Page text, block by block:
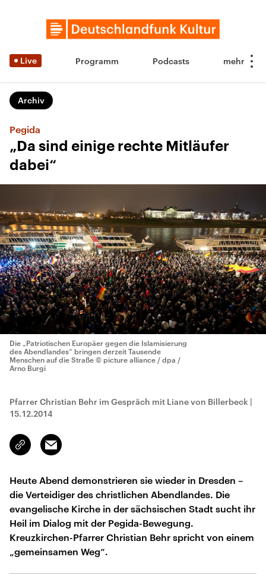
Live Programm Podcasts
Archiv
Pegida
„Da sind einige rechte Mitläufer
dabei“
Die „Patriotischen Europäer gegen die Islamisierung
des Abendlandes“ bringen derzeit Tausende
Menschen auf die Straße © picture alliance / dpa /
Arno Burgi
Pfarrer Christian Behr im Gespräch mit Liane von Billerbeck |
15.12.2014
Link
kopieren/teilen
Email
Heute Abend demonstrieren sie wieder in Dresden –
die Verteidiger des christlichen Abendlandes. Die
evangelische Kirche in der sächsischen Stadt sucht ihr
Heil im Dialog mit der Pegida-Bewegung.
Kreuzkirchen-Pfarrer Christian Behr spricht von einem
„gemeinsamen Weg“.